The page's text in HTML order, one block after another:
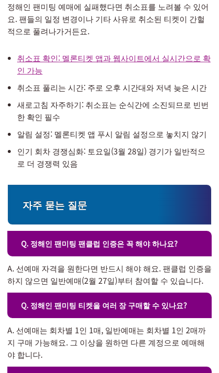
정해인 팬미팅 예매에 실패했다면 취소표를 노려볼 수 있어
요. 팬들의 일정 변경이나 기타 사유로 취소된 티켓이 간헐
적으로 풀려나가거든요.
취소표 확인: 멜론티켓 앱과 웹사이트에서 실시간으로 확
인 가능
취소표 풀리는 시간: 주로 오후 시간대와 저녁 늦은 시간
새로고침 자주하기: 취소표는 순식간에 소진되므로 빈번
한 확인 필수
알림 설정: 멜론티켓 앱 푸시 알림 설정으로 놓치지 않기
인기 회차 경쟁심화: 토요일(3월 28일) 경기가 일반적으
로 더 경쟁력 있음
자주 묻는 질문
Q. 정해인 팬미팅 팬클럽 인증은 꼭 해야 하나요?
A. 선예매 자격을 원한다면 반드시 해야 해요. 팬클럽 인증을
하지 않으면 일반예매(2월 27일)부터 참여할 수 있습니다.
Q. 정해인 팬미팅 티켓을 여러 장 구매할 수 있나요?
A. 선예매는 회차별 1인 1매, 일반예매는 회차별 1인 2매까
지 구매 가능해요. 그 이상을 원하면 다른 계정으로 예매해
야 합니다.